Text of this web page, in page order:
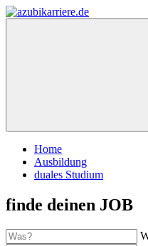
Home
Ausbildung
duales Studium
finde deinen JOB